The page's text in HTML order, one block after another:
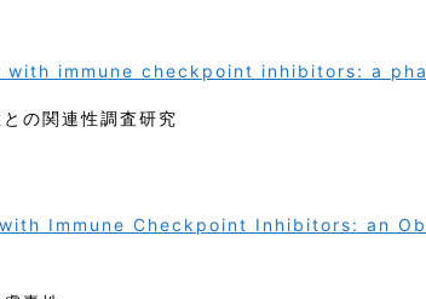
immune checkpoint inhibitors: a
の関連性調査研究
Immune Checkpoint Inhibitors: an